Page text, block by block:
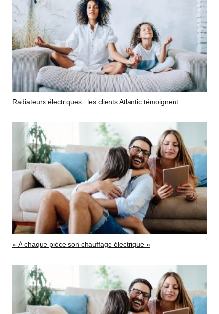
Radiateurs électriques : les clients Atlantic témoignent
« À chaque pièce son chauffage électrique »